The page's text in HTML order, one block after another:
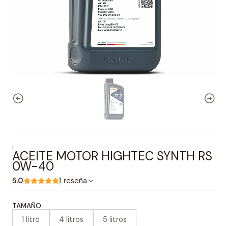
|
ACEITE MOTOR HIGHTEC SYNTH RS
0W-40
5.0 1 reseña
TAMAÑO
1 litro 4 litros 5 litros